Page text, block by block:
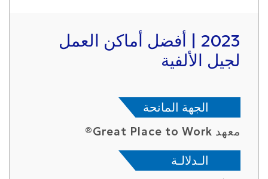
2023 | أفضل أماكن العمل
لجيل الألفية
الجهة المانحة
معهد Great Place to Work®
الـدلالـة